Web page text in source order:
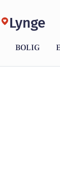
Lynge
BOLIG